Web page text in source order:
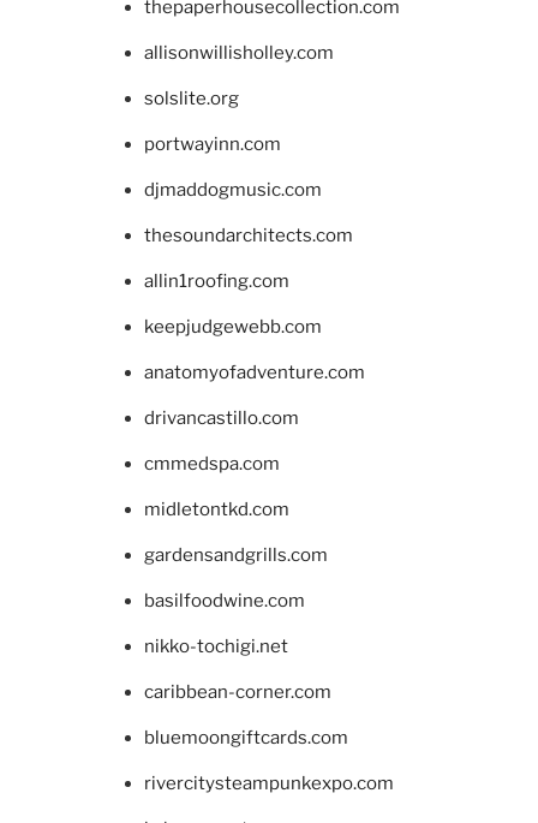
thepaperhousecollection.com
allisonwillisholley.com
solslite.org
portwayinn.com
djmaddogmusic.com
thesoundarchitects.com
allin1roofing.com
keepjudgewebb.com
anatomyofadventure.com
drivancastillo.com
cmmedspa.com
midletontkd.com
gardensandgrills.com
basilfoodwine.com
nikko-tochigi.net
caribbean-corner.com
bluemoongiftcards.com
rivercitysteampunkexpo.com